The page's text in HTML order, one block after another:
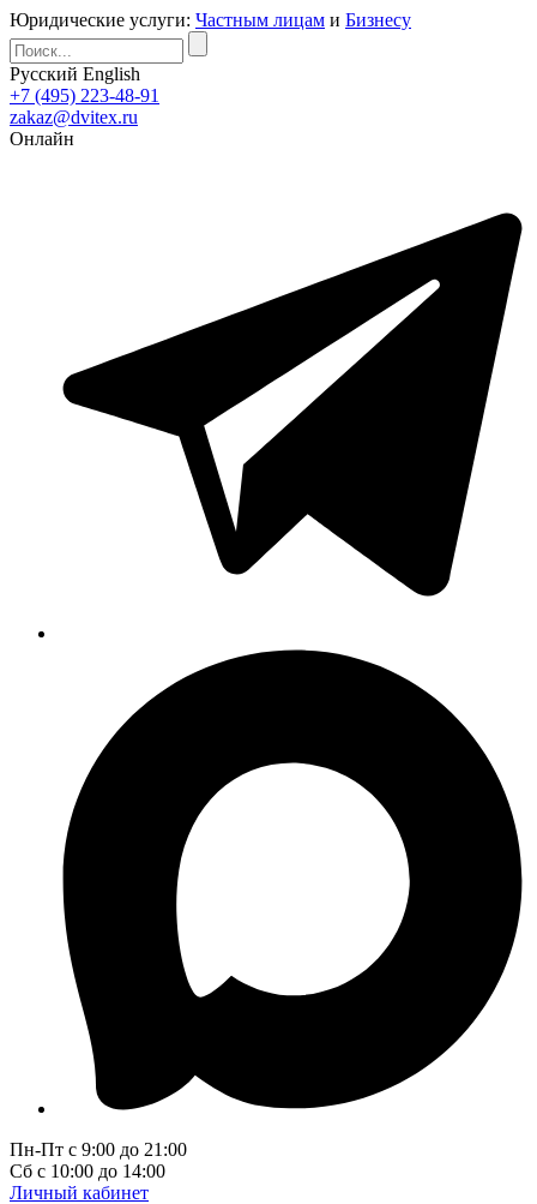
Юридические услуги: Частным лицам и Бизнесу
Русский English
+7 (495) 223-48-91
zakaz@dvitex.ru
Онлайн
Пн-Пт с 9:00 до 21:00
Сб с 10:00 до 14:00
Личный кабинет